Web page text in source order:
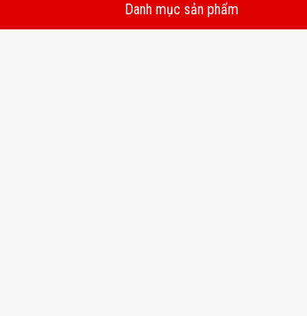
Danh mục sản phẩm